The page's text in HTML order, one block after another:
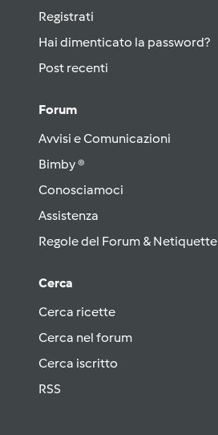
Registrati
Hai dimenticato la password?
Post recenti
Forum
Avvisi e Comunicazioni
Bimby ®
Conosciamoci
Assistenza
Regole del Forum & Netiquette
Cerca
Cerca ricette
Cerca nel forum
Cerca iscritto
RSS